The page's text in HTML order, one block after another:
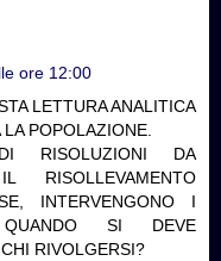
ore 12:00
LETTURA ANALITICA
POPOLAZIONE.
RISOLUZIONI DA
RISOLLEVAMENTO
INTERVENGONO I
QUANDO SI DEVE
RIVOLGERSI?